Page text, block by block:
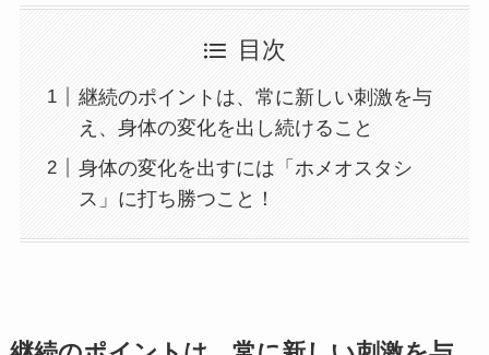
目次
継続のポイントは、常に新しい刺激を与
え、身体の変化を出し続けること
身体の変化を出すには「ホメオスタシ
ス」に打ち勝つこと！